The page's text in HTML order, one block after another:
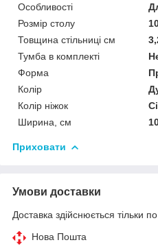
Особливості
Розмір столу
Товщина стільниці см
Тумба в комплекті
Форма
Колір
Колір ніжок
Ширина, см
Приховати
Умови доставки
Доставка здійснюється тільки
Нова Пошта